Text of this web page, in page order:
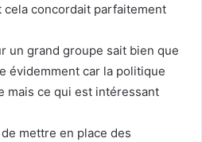
concordait parfaitement
un grand groupe sait bien que
évidemment car la politique
mais ce qui est intéressant
mettre en place des